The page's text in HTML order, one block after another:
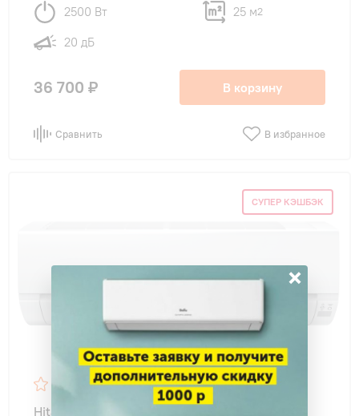
2500 Вт 25 м2
20 дБ
36 700 ₽ В корзину
Сравнить В избранное
СУПЕР КЭШБЭК
4.5 79
Hitachi RAK-50REF X-COMFORT (R32)
×